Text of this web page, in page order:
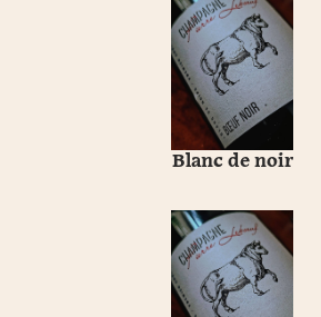
Blanc de noir